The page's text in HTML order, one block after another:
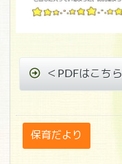
＜PDFはこちら
保育だより